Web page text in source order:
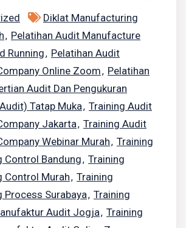
Diklat Manufacturing
, Pelatihan Audit Manufacture
Running, Pelatihan Audit
Online Zoom, Pelatihan
Audit Dan Pengukuran
Tatap Muka, Training Audit
Jakarta, Training Audit
Webinar Murah, Training
Control Bandung, Training
Control Murah, Training
Surabaya, Training
Audit Jogja, Training